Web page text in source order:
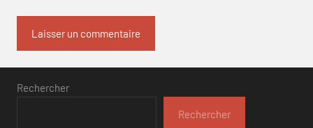
Rechercher
Rechercher